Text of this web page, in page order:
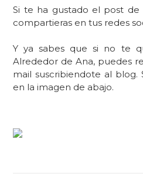
Si te ha gustado el post de
compartieras en tus redes
Y ya sabes que si no te
Alrededor de Ana, puedes
mail suscribiendote al blog.
en la imagen de abajo.